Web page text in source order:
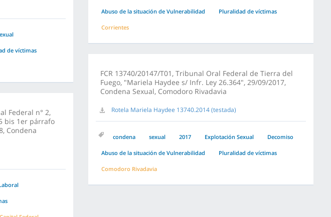
Abuso de la situación de Vulnerabilidad Pluralidad de víctimas
Corrientes
de víctimas
FCR 13740/20147/T01, Tribunal Oral Federal de Tierra del
Fuego, "Mariela Haydee s/ Infr. Ley 26.364", 29/09/2017,
Condena Sexual, Comodoro Rivadavia
Rotela Mariela Haydee 13740.2014 (testada)
condena sexual 2017 Explotación Sexual Decomiso
Abuso de la situación de Vulnerabilidad Pluralidad de víctimas
Comodoro Rivadavia
Federal n° 2,
bis 1er párrafo
Condena